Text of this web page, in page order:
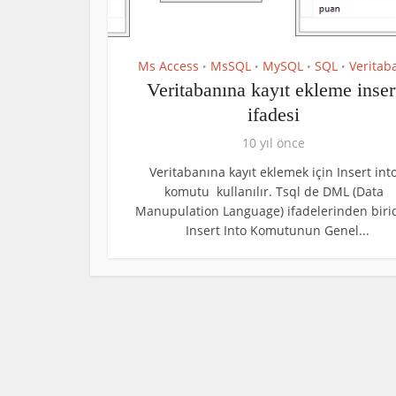
Ms Access • MsSQL • MySQL • SQL •
Veritabanına kayıt ekleme
ifadesi
10 yıl önce
Veritabanına kayıt eklemek için Insert
komutu kullanılır. Tsql de DML (Data
Manupulation Language) ifadelerinden
Insert Into Komutunun Genel...